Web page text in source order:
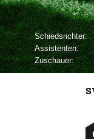
Schiedsrichter:
Assistenten:
Zuschauer: